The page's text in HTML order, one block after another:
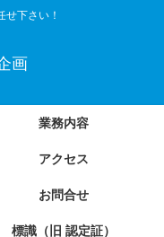
せ下さい！
画
業務内容
アクセス
お問合せ
標識（旧 認定証）